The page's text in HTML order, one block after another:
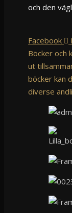
och den
Facebook
Böcker och
ut
böcker kan
diverse